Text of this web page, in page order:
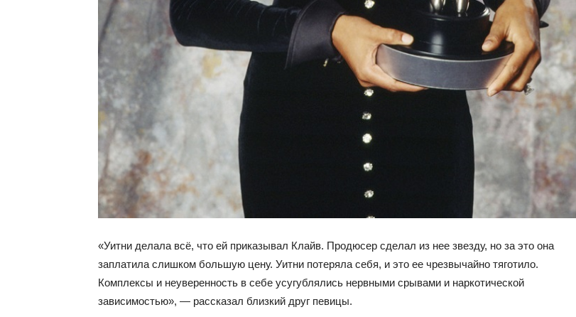
«Уитни делала всё, что ей приказывал Клайв. Продюсер сделал из нее звезду, но за это она
заплатила слишком большую цену. Уитни потеряла себя, и это ее чрезвычайно тяготило.
Комплексы и неуверенность в себе усугублялись нервными срывами и наркотической
зависимостью», — рассказал близкий друг певицы.